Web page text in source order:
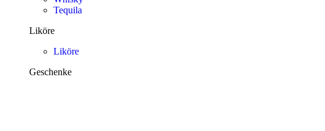
Tequila
Liköre
Liköre
Geschenke